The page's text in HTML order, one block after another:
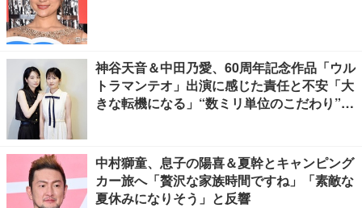
神谷天音＆中田乃愛、60周年記念作品「ウル
トラマンテオ」出演に感じた責任と不安「大
きな転機になる」“数ミリ単位のこだわり”特
中村獅童、息子の陽喜＆夏幹とキャンピング
カー旅へ「贅沢な家族時間ですね」「素敵な
夏休みになりそう」と反響